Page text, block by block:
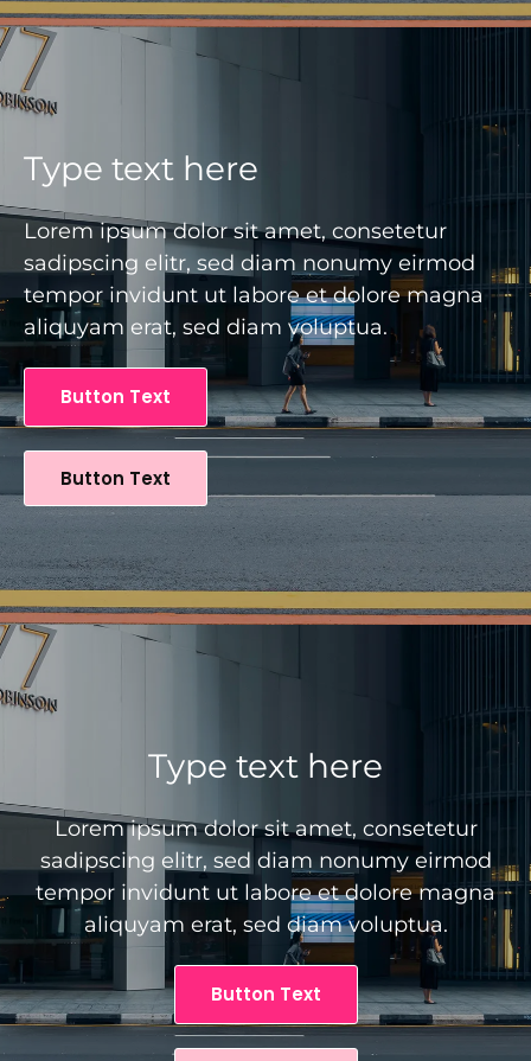
Type text here
Lorem ipsum dolor sit amet, consetetur
sadipscing elitr, sed diam nonumy eirmod
tempor invidunt ut labore et dolore magna
aliquyam erat, sed diam voluptua.
Button Text
Button Text
Type text here
Lorem ipsum dolor sit amet, consetetur
sadipscing elitr, sed diam nonumy eirmod
tempor invidunt ut labore et dolore magna
aliquyam erat, sed diam voluptua.
Button Text